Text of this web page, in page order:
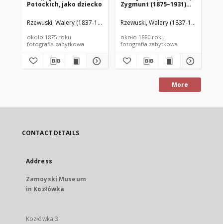
Potockich, jako dziecko
Rzewuski, Walery (1837-1888) (zakład fotograficzny)
około 1875 roku
fotografia zabytkowa
Zygmunt (1875–1931)
Rzewuski, Walery (1837-1888)
około 1880 roku
fotografia zabytkowa
More
CONTACT DETAILS
Address
Zamoyski Museum
in Kozłówka
Kozłówka 3